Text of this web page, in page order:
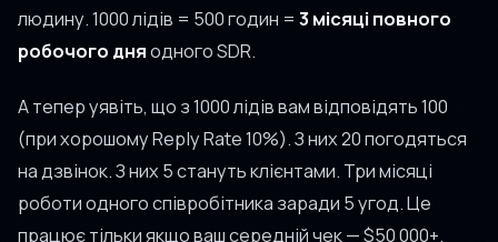
людину. 1000 лідів = 500 годин = 3 місяці повного
робочого дняодного SDR.
А тепер уявіть, що з 1000 лідів вам відповідять 100
(при хорошому Reply Rate 10%). З них 20 погодяться
на дзвінок. З них 5 стануть клієнтами. Три місяці
роботи одного співробітника заради 5 угод. Це
працює тільки якщо ваш середній чек — $50 000+.